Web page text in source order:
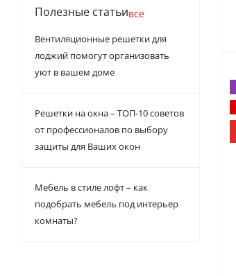
Полезные статьивсе
Вентиляционные решетки для
лоджий помогут организовать
уют в вашем доме
Решетки на окна – ТОП-10 советов
от профессионалов по выбору
защиты для Ваших окон
Мебель в стиле лофт – как
подобрать мебель под интерьер
комнаты?